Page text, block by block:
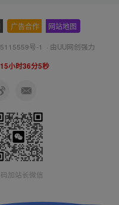
广告合作 网站地图
号-1 · 由UU网创强力
小时36分6秒
加站长微信